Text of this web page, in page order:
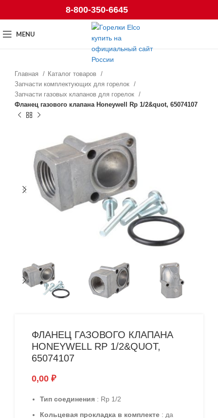
8-800-350-6645
MENU
Главная
Каталог товаров
Запчасти комплектующих для горелок
Запчасти газовых клапанов для горелок
Фланец газового клапана Honeywell Rp 1/2&quot, 65074107
ФЛАНЕЦ ГАЗОВОГО КЛАПАНА
HONEYWELL RP 1/2&QUOT,
65074107
0,00 ₽
Тип соединения : Rp 1/2
Кольцевая прокладка в комплекте : да